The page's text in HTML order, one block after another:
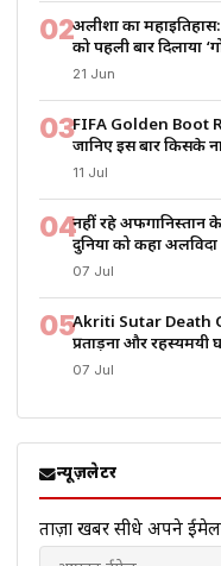
02अलीशा का
को पहली बार दिलाया
21 Jun
03FIFA Golden Boot
जानिए इस बार किसके
11 Jul
04नहीं रहे अफगानिस्तान
दुनिया को कहा अलविदा
07 Jul
05Akriti Sutar Death
प्रताड़ना और रहस्यमयी
07 Jul
न्यूज़लेटर
ताज़ा खबरें सीधे अपने ईमेल